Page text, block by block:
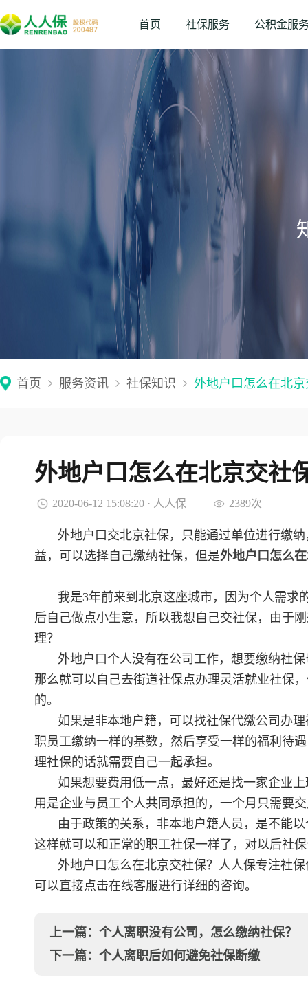
首页 社保服务 公积金服
首页 服务资讯 社保知识 外地户口怎么在北
外地户口怎么在北京交社
2020-06-12 15:08:20 · 人人保 2389次
外地户口交北京社保，只能通过单位进行缴
益，可以选择自己缴纳社保，但是外地户口怎么
我是3年前来到北京这座城市，因为个人需
后自己做点小生意，所以我想自己交社保，由于
理？
外地户口个人没有在公司工作，想要缴纳社
那么就可以自己去街道社保点办理灵活就业社保
的。
如果是非本地户籍，可以找社保代缴公司办
职员工缴纳一样的基数，然后享受一样的福利待
理社保的话就需要自己一起承担。
如果想要费用低一点，最好还是找一家企业
用是企业与员工个人共同承担的，一个月只需要
由于政策的关系，非本地户籍人员，是不能
这样就可以和正常的职工社保一样了，对以后社
外地户口怎么在北京交社保？人人保专注社
可以直接点击在线客服进行详细的咨询。
上一篇： 个人离职没有公司，怎么缴纳社保？
下一篇： 个人离职后如何避免社保断缴